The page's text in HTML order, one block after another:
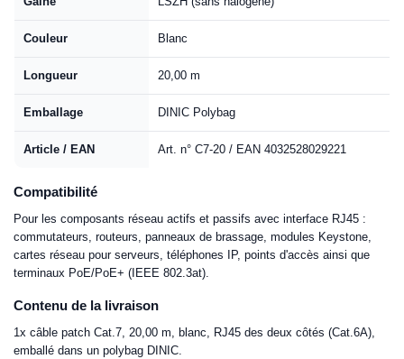
Couleur Blanc
Longueur 20,00 m
Emballage DINIC Polybag
Article / EAN Art. n° C7-20 / EAN 4032528029221
Compatibilité
Pour les composants réseau actifs et passifs avec interface RJ45 :
commutateurs, routeurs, panneaux de brassage, modules Keystone,
cartes réseau pour serveurs, téléphones IP, points d'accès ainsi que
terminaux PoE/PoE+ (IEEE 802.3at).
Contenu de la livraison
1x câble patch Cat.7, 20,00 m, blanc, RJ45 des deux côtés (Cat.6A),
emballé dans un polybag DINIC.